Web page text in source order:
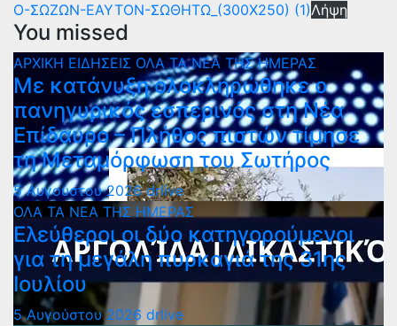
Ο-ΣΩΖΩΝ-ΕΑΥΤΟΝ-ΣΩΘΗΤΩ_(300Χ250) (1)Λήψη
You missed
ΑΡΧΙΚΗ ΕΙΔΗΣΕΙΣ ΟΛΑ ΤΑ ΝΕΑ ΤΗΣ ΗΜΕΡΑΣ
Με κατάνυξη ολοκληρώθηκε ο
πανηγυρικός εσπερινός στη Νέα
Επίδαυρο – Πλήθος πιστών τίμησε
τη Μεταμόρφωση του Σωτήρος
5 Αυγούστου 2026drlive
ΟΛΑ ΤΑ ΝΕΑ ΤΗΣ ΗΜΕΡΑΣ
Ελεύθεροι οι δύο κατηγορούμενοι
για τη μεγάλη πυρκαγιά της 31ης
Ιουλίου
5 Αυγούστου 2026 drlive